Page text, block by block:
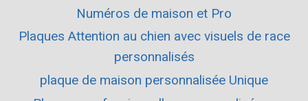
Numéros de maison et Pro
Plaques Attention au chien avec visuels de race
personnalisés
plaque de maison personnalisée Unique